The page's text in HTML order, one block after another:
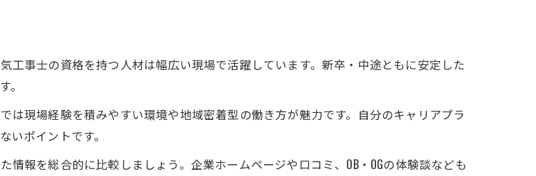
工事士の資格を持つ人材は幅広い現場で活躍しています。新卒・中途ともに安定した
は現場経験を積みやすい環境や地域密着型の働き方が魅力です。自分のキャリアプラ
ポイントです。
報を総合的に比較しましょう。企業ホームページや口コミ、OB・OGの体験談なども